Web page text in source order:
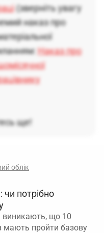
(зверніть увагу
наказ про
Наказ про
ще!
облік
чи потрібно
виникають, що 10
мають пройти базову